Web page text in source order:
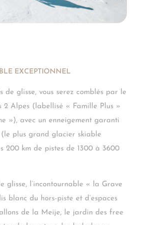
EXCEPTIONNEL
de glisse, vous serez comblés par le
2 Alpes (labellisé « Famille Plus »
»), avec un enneigement garanti
plus grand glacier skiable
200 km de pistes de 1300 à 3600
glisse, l’incontournable « la Grave
blanc du hors-piste et d’espaces
de la Meije, le jardin des free